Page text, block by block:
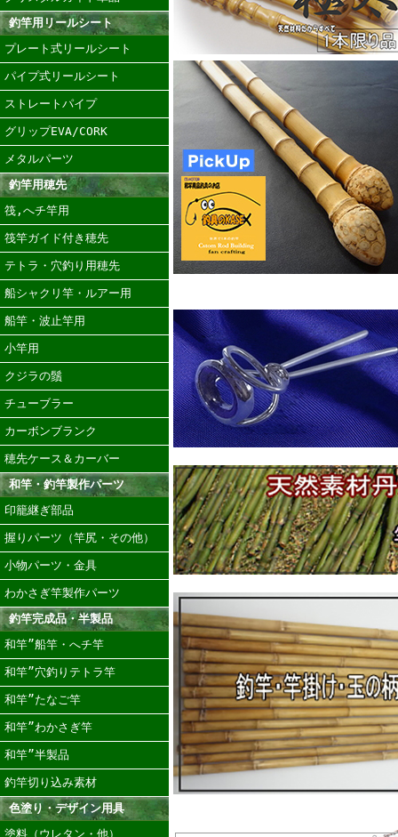
釣竿用リールシート
プレート式リールシート
パイプ式リールシート
ストレートパイプ
グリップEVA/CORK
メタルパーツ
釣竿用穂先
筏,へチ竿用
筏竿ガイド付き穂先
テトラ・穴釣り用穂先
船シャクリ竿・ルアー用
船竿・波止竿用
小竿用
クジラの鬚
チューブラー
カーボンブランク
穂先ケース＆カーバー
和竿・釣竿製作パーツ
印籠継ぎ部品
握りパーツ（竿尻・その他）
小物パーツ・金具
わかさぎ竿製作パーツ
釣竿完成品・半製品
和竿”船竿・へチ竿
和竿”穴釣りテトラ竿
和竿”たなご竿
和竿”わかさぎ竿
和竿”半製品
釣竿切り込み素材
色塗り・デザイン用具
塗料（ウレタン・他）